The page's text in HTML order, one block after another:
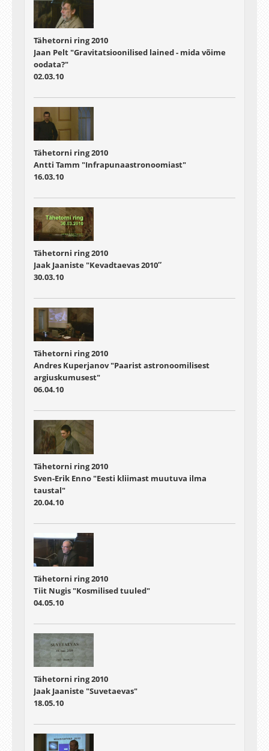
Tähetorni ring 2010
Jaan Pelt "Gravitatsioonilised lained - mida võime
oodata?"
02.03.10
Tähetorni ring 2010
Antti Tamm "Infrapunaastronoomiast"
16.03.10
Tähetorni ring 2010
Jaak Jaaniste "Kevadtaevas 2010″
30.03.10
Tähetorni ring 2010
Andres Kuperjanov "Paarist astronoomilisest
argiuskumusest"
06.04.10
Tähetorni ring 2010
Sven-Erik Enno "Eesti kliimast muutuva ilma
taustal"
20.04.10
Tähetorni ring 2010
Tiit Nugis "Kosmilised tuuled"
04.05.10
Tähetorni ring 2010
Jaak Jaaniste "Suvetaevas"
18.05.10